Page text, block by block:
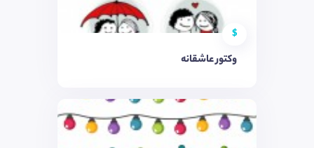
$
وکتور عاشقانه